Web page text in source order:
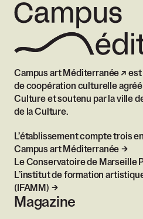
Magazine
Campus art Méditerranée
est
de coopération culturelle
Culture et soutenu par la ville
de la Culture.
L’établissement compte trois
Campus art Méditerranée
Le Conservatoire de Marseille
L’institut de formation
(IFAMM)